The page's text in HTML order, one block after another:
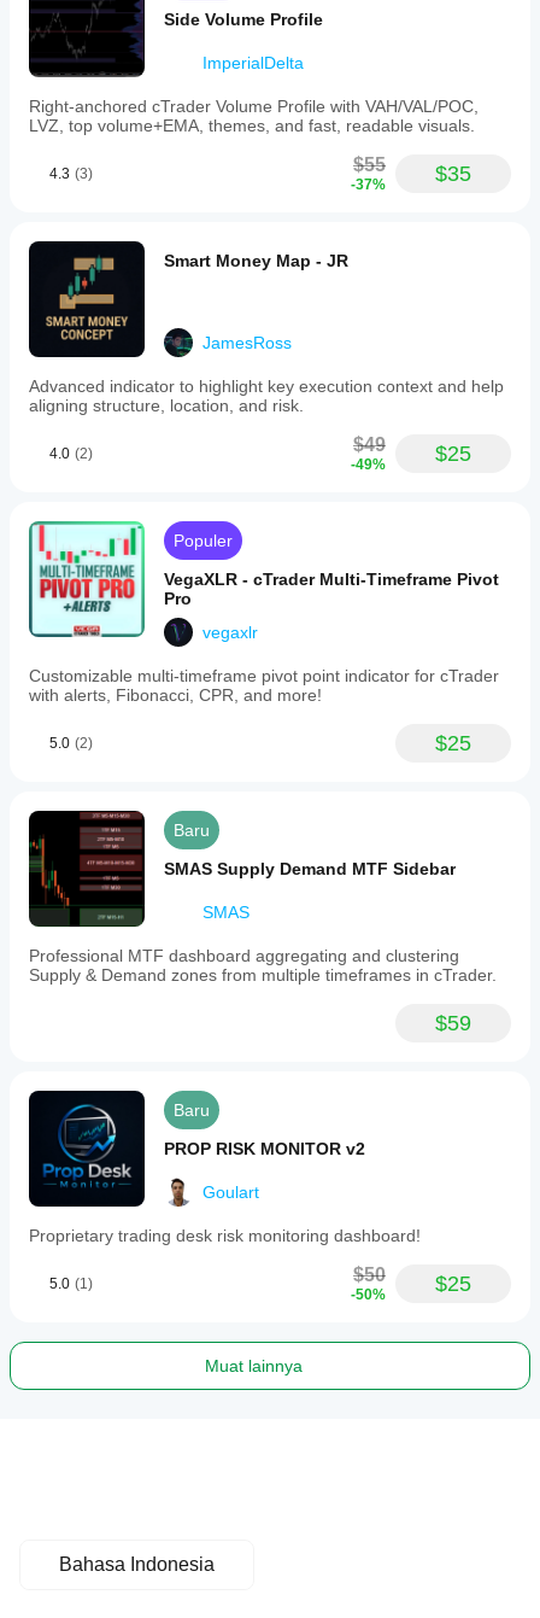
Side Volume Profile
ImperialDelta
Right-anchored cTrader Volume Profile with VAH/VAL/POC,
LVZ, top volume+EMA, themes, and fast, readable visuals.
4.3 (3) $55
-37% $35
Smart Money Map - JR
JamesRoss
Advanced indicator to highlight key execution context and help
aligning structure, location, and risk.
4.0 (2) $49
-49% $25
Populer
VegaXLR - cTrader Multi-Timeframe Pivot
Pro
vegaxlr
Customizable multi-timeframe pivot point indicator for cTrader
with alerts, Fibonacci, CPR, and more!
5.0 (2) $25
Baru
SMAS Supply Demand MTF Sidebar
SMAS
Professional MTF dashboard aggregating and clustering
Supply & Demand zones from multiple timeframes in cTrader.
$59
Baru
PROP RISK MONITOR v2
Goulart
Proprietary trading desk risk monitoring dashboard!
5.0 (1) $50
-50% $25
Muat lainnya
Bahasa Indonesia